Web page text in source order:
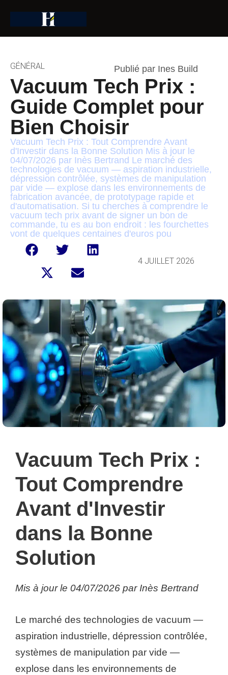
GÉNÉRAL Publié par Ines Build
Vacuum Tech Prix :
Guide Complet pour
Bien Choisir
Vacuum Tech Prix : Tout Comprendre Avant
d'Investir dans la Bonne Solution Mis à jour le
04/07/2026 par Inès Bertrand Le marché des
technologies de vacuum — aspiration industrielle,
dépression contrôlée, systèmes de manipulation
par vide — explose dans les environnements de
fabrication avancée, de prototypage rapide et
d'automatisation. Si tu cherches à comprendre le
vacuum tech prix avant de signer un bon de
commande, tu es au bon endroit : les fourchettes
vont de quelques centaines d'euros pou
4 JUILLET 2026
Vacuum Tech Prix :
Tout Comprendre
Avant d'Investir
dans la Bonne
Solution
Mis à jour le 04/07/2026 par Inès Bertrand
Le marché des technologies de vacuum —
aspiration industrielle, dépression contrôlée,
systèmes de manipulation par vide —
explose dans les environnements de